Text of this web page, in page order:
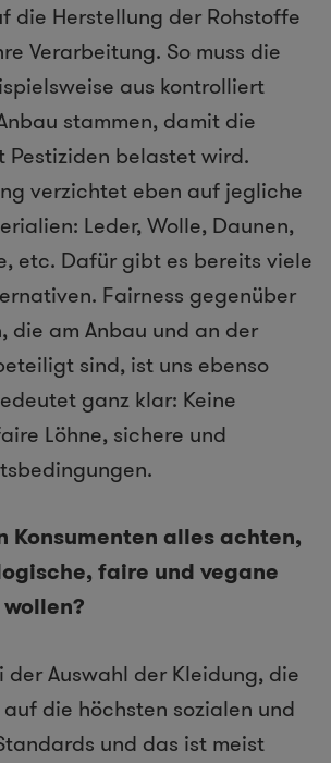
die Herstellung der Rohstoffe
Verarbeitung. So muss die
aus kontrolliert
stammen, damit die
Pestiziden belastet wird.
verzichtet eben auf jegliche
Leder, Wolle, Daunen,
etc. Dafür gibt es bereits ​viele
Fairness gegenüber
die am Anbau und an der
sind, ist uns ebenso
ganz klar: Keine
Löhne, sichere und
Konsumenten alles achten,
faire und vegane
Auswahl der Kleidung, die
die höchsten sozialen und
und das ist meist